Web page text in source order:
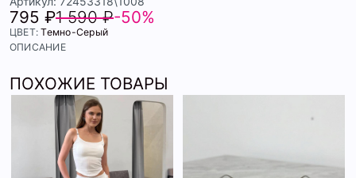
795 ₽1 590 ₽-50%
ЦВЕТ:Темно-Серый
ОПИСАНИЕ
ПОХОЖИЕ ТОВАРЫ